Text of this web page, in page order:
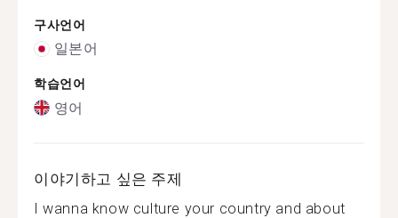
구사언어
일본어
학습언어
영어
이야기하고 싶은 주제
I wanna know culture your country and about